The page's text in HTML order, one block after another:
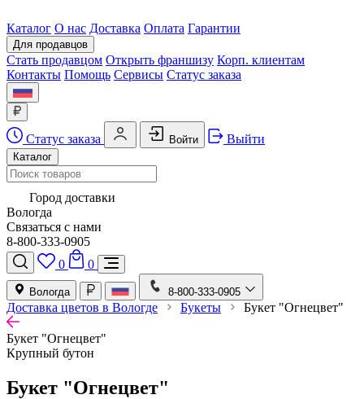
Каталог О нас Доставка Оплата Гарантии
Для продавцов
Стать продавцом Открыть франшизу Корп. клиентам
Контакты Помощь Сервисы Статус заказа
Статус заказа Войти Выйти
Каталог
Город доставки
Вологда
Связаться с нами
8-800-333-0905
0
0
Вологда 8-800-333-0905
Доставка цветов в Вологде Букеты Букет "Огнецвет"
Букет "Огнецвет"
Крупный бутон
Букет "Огнецвет"